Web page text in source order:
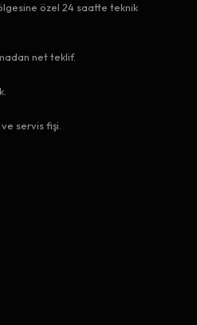
özel 24 saatte teknik
net teklif.
servis fişi.